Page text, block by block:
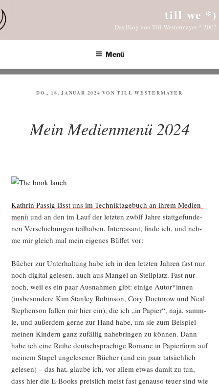
Inhalt
springen
till we *)
Das Blog von Till Westermayer * 2002
Menü
VERÖFFENTLICHT
DO., 18. JANUAR 2024 VONTILL WESTERMAYER
Mein Medienmenü 2024
Kath­rin Pas­sig lässt uns im Tech­nik­ta­ge­buch an ihrem Medi­en­
me­nü und an den im Lauf der letz­ten zwölf Jah­re statt­ge­fun­de­
nen Ver­schie­bun­gen teil­ha­ben. Inter­es­sant, fin­de ich, und neh­
me mir gleich mal mein eige­nes Büf­fet vor:
Bücher zur Unter­hal­tung habe ich in den letz­ten Jah­ren fast nur
noch digi­tal gele­sen, auch aus Man­gel an Stell­platz. Fast nur
noch, weil es ein paar Aus­nah­men gibt: eini­ge Autor*innen
(ins­be­son­de­re Kim Stan­ley Robin­son, Cory Doc­to­row und Neal
Ste­phen­son fal­len mir hier ein), die ich „in Papier“, naja, samm­
le, und außer­dem ger­ne zur Hand habe, um sie zum Bei­spiel
mei­nen Kin­dern ganz zufäl­lig nahe­brin­gen zu kön­nen. Dann
habe ich eine Rei­he deutsch­spra­chi­ge Roma­ne in Papier­form auf
mei­nem Sta­pel unge­le­se­ner Bücher (und ein paar tat­säch­lich
gele­sen) – das hat, glau­be ich, vor allem etwas damit zu tun,
dass hier die E‑Books preis­lich meist fast genau­so teu­er sind wie